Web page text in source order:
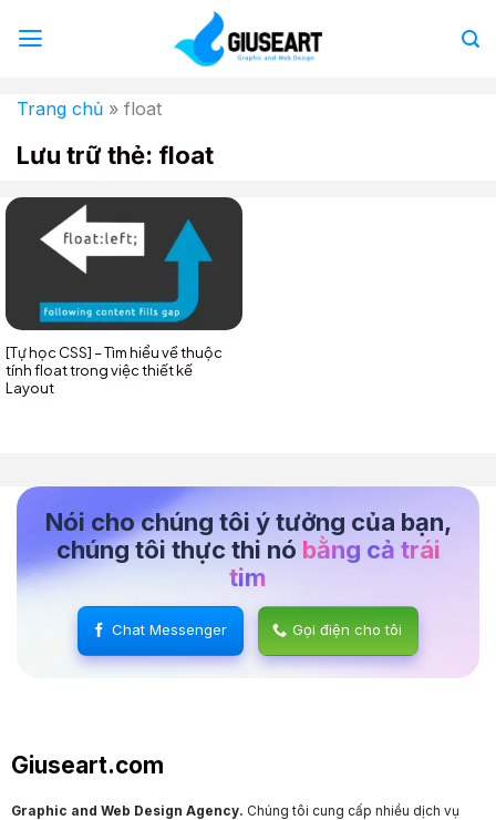
qua
Trang chủ » float
Lưu trữ thẻ: float
[Tự học CSS] – Tìm hiểu về thuộc
tính float trong việc thiết kế
Layout
Nói cho chúng tôi ý tưởng của bạn,
chúng tôi thực thi nó bằng cả trái
tim
Chat Messenger Gọi điện cho tôi
Giuseart.com
Graphic and Web Design Agency. Chúng tôi cung cấp nhiều dịch vụ